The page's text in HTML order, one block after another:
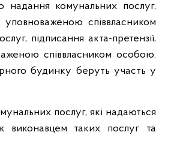
надання комунальних послуг,
співвласником
підписання акта-претензії,
співвласником особою.
будинку беруть участь у
послуг, які надаються
виконавцем таких послуг та